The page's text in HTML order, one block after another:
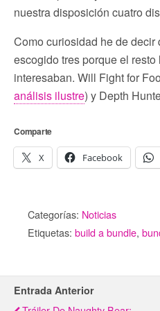
nuestra disposición cuatro
Como curiosidad he de decir
escogido tres porque el
interesaban. Will Fight for
análisis ilustre) y Depth
Comparte
X Facebook
Categorías: Noticias
Etiquetas: build a bundle,
Entrada Anterior